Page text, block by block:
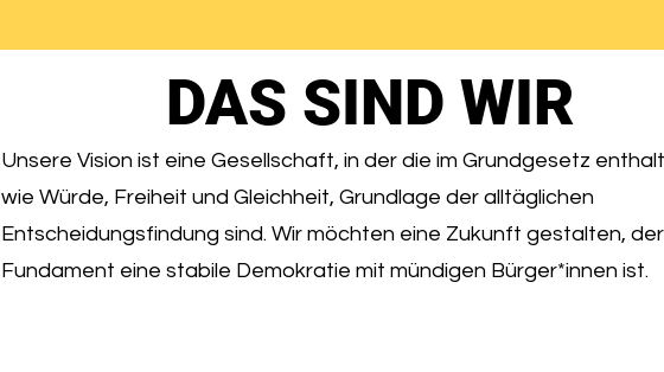
DAS SIND WIR
Unsere Vision ist eine Gesellschaft, in der die im Grundgesetz
wie Würde, Freiheit und Gleichheit, Grundlage der alltäglichen
Entscheidungsfindung sind. Wir möchten eine Zukunft gestalten,
Fundament eine stabile Demokratie mit mündigen Bürger*innen ist.